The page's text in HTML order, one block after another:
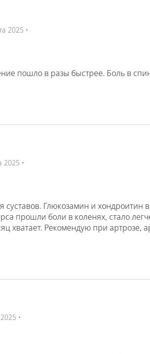
2025 •
пошло в разы быстрее. Боль в
2025 •
суставов. Глюкозамин и
прошли боли в коленях, стало
хватает. Рекомендую при артрозе,
•